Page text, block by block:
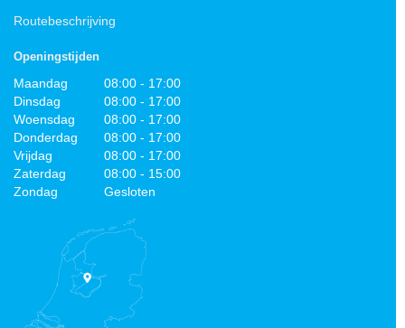
Routebeschrijving
Openingstijden
Maandag
08:00 - 17:00
Dinsdag
08:00 - 17:00
Woensdag
08:00 - 17:00
Donderdag
08:00 - 17:00
Vrijdag
08:00 - 17:00
Zaterdag
08:00 - 15:00
Zondag
Gesloten